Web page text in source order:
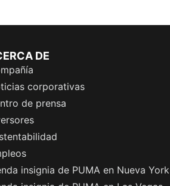
DE
corporativas
de prensa
insignia de PUMA en Nueva York